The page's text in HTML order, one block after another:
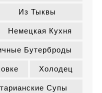
Из Тыквы
Немецкая Кухня
Бутерброды
Холодец
Супы